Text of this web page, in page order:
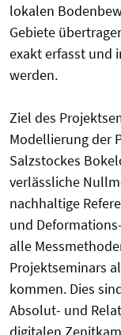
lokalen
Gebiete
exakt erfasst und
werden.
Ziel des
Modellierung der
Salzstockes
verlässliche
nachhaltige
und
alle
Projektseminars
kommen. Dies
Absolut- und